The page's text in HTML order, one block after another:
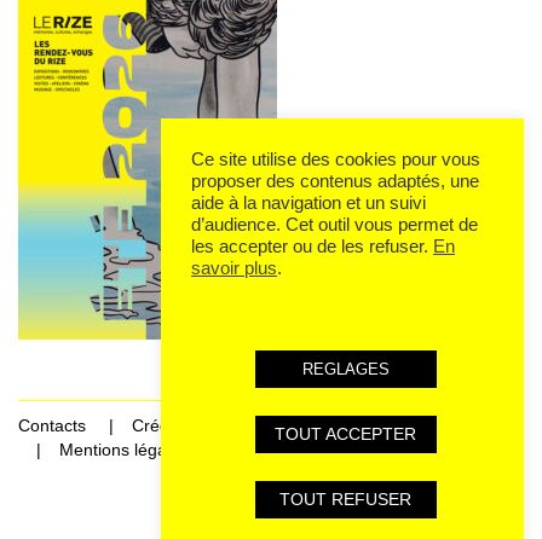
Contacts
Crédits
Mentions légales et données personnelles
Ce site utilise des cookies pour vous
proposer des contenus adaptés, une
aide à la navigation et un suivi
d’audience. Cet outil vous permet de
les accepter ou de les refuser. En
savoir plus.
REGLAGES
TOUT ACCEPTER
TOUT REFUSER